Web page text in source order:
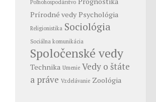
Poľnohospodárstvo
Prírodné vedy Psychológia
Religionistika Sociológia
Sociálna komunikácia
Spoločenské vedy
Technika Umenie Vedy o štáte
a práve Vzdelávanie Zoológia